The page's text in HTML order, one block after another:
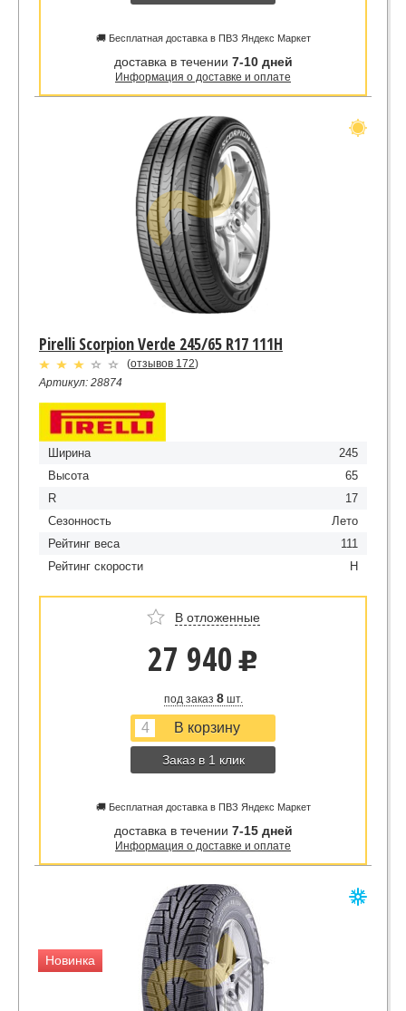
🚚 Бесплатная доставка в ПВЗ Яндекс Маркет
доставка в течении 7-10 дней
Информация о доставке и оплате
Pirelli Scorpion Verde 245/65 R17 111H
(отзывов 172)
Артикул: 28874
Ширина
245
Высота
65
R
17
Сезонность
Лето
Рейтинг веса
111
Рейтинг скорости
H
В отложенные
27 940 u
под заказ 8шт.
Заказ в 1 клик
🚚 Бесплатная доставка в ПВЗ Яндекс Маркет
доставка в течении 7-15 дней
Информация о доставке и оплате
Новинка